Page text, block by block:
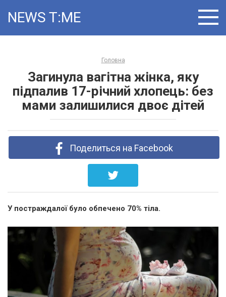
NEWS T:ME
Головна
Загинула вагітна жінка, яку
підпалив 17-річний хлопець: без
мами залишилися двоє дітей
Поделиться на Facebook
У постраждалої було обпечено 70% тіла.